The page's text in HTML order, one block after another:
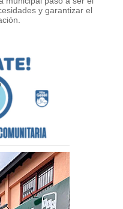
y garantizar el